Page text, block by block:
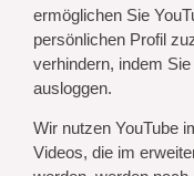
ermöglichen Sie
persönlichen Profil
verhindern, indem
ausloggen.
Wir nutzen YouTube
Videos, die im